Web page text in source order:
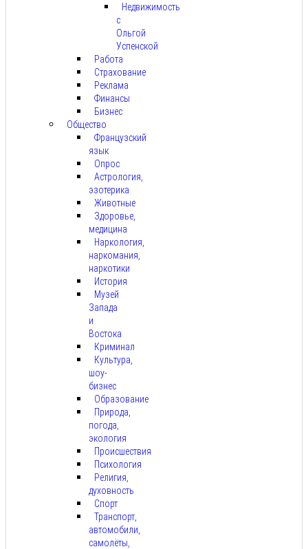
Недвижимость
с
Ольгой
Успенской
Работа
Страхование
Реклама
Финансы
Бизнес
Общество
Французский
язык
Опрос
Астрология,
эзотерика
Животные
Здоровье,
медицина
Наркология,
наркомания,
наркотики
История
Музей
Запада
и
Востока
Криминал
Культура,
шоу-
бизнес
Образование
Природа,
погода,
экология
Происшествия
Психология
Религия,
духовность
Спорт
Транспорт,
автомобили,
самолёты,